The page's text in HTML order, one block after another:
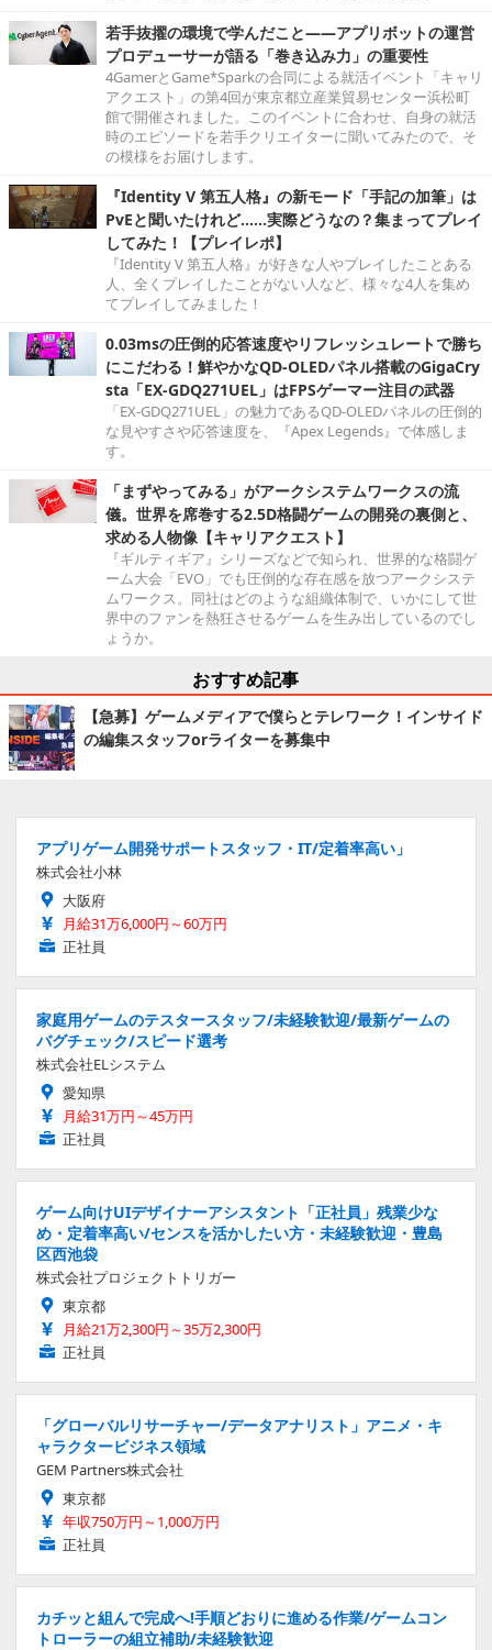
若手抜擢の環境で学んだこと――アプリボットの運営
プロデューサーが語る「巻き込み力」の重要性
4GamerとGame*Sparkの合同による就活イベント「キャリ
アクエスト」の第4回が東京都立産業貿易センター浜松町
館で開催されました。このイベントに合わせ、自身の就活
時のエピソードを若手クリエイターに聞いてみたので、そ
の模様をお届けします。
『Identity V 第五人格』の新モード「手記の加筆」は
PvEと聞いたけれど……実際どうなの？集まってプレイ
してみた！【プレイレポ】
『Identity V 第五人格』が好きな人やプレイしたことある
人、全くプレイしたことがない人など、様々な4人を集め
てプレイしてみました！
0.03msの圧倒的応答速度やリフレッシュレートで勝ち
にこだわる！鮮やかなQD-OLEDパネル搭載のGigaCry
sta「EX-GDQ271UEL」はFPSゲーマー注目の武器
「EX-GDQ271UEL」の魅力であるQD-OLEDパネルの圧倒的
な見やすさや応答速度を、『Apex Legends』で体感しま
す。
「まずやってみる」がアークシステムワークスの流
儀。世界を席巻する2.5D格闘ゲームの開発の裏側と、
求める人物像【キャリアクエスト】
『ギルティギア』シリーズなどで知られ、世界的な格闘ゲ
ーム大会「EVO」でも圧倒的な存在感を放つアークシステ
ムワークス。同社はどのような組織体制で、いかにして世
界中のファンを熱狂させるゲームを生み出しているのでし
ょうか。
おすすめ記事
【急募】ゲームメディアで僕らとテレワーク！インサイド
の編集スタッフorライターを募集中
アプリゲーム開発サポートスタッフ・IT/定着率高い」
株式会社小林
大阪府
月給31万6,000円～60万円
正社員
家庭用ゲームのテスタースタッフ/未経験歓迎/最新ゲームの
バグチェック/スピード選考
株式会社ELシステム
愛知県
月給31万円～45万円
正社員
ゲーム向けUIデザイナーアシスタント「正社員」残業少な
め・定着率高い/センスを活かしたい方・未経験歓迎・豊島
区西池袋
株式会社プロジェクトトリガー
東京都
月給21万2,300円～35万2,300円
正社員
「グローバルリサーチャー/データアナリスト」アニメ・キ
ャラクタービジネス領域
GEM Partners株式会社
東京都
年収750万円～1,000万円
正社員
カチッと組んで完成へ!手順どおりに進める作業/ゲームコン
トローラーの組立補助/未経験歓迎